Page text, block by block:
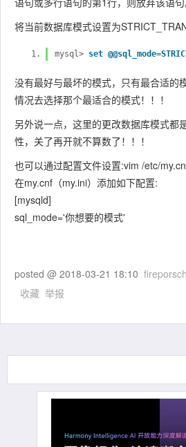
将当前数据库模式设置为
mysql> set
没有最好与最坏的模式，只有最合适的
情况去选择那个最适合的模式！！！
另外说一点，这里的更改数据库模式都
性，关了再开就不算数了！！！
也可以通过配置文件设置:vim /etc/
在my.cnf（my.ini）添加如下配置:
[mysqld]
sql_mode='你想要的模式'
posted @ 2018-03-21 18:10
收藏 举报